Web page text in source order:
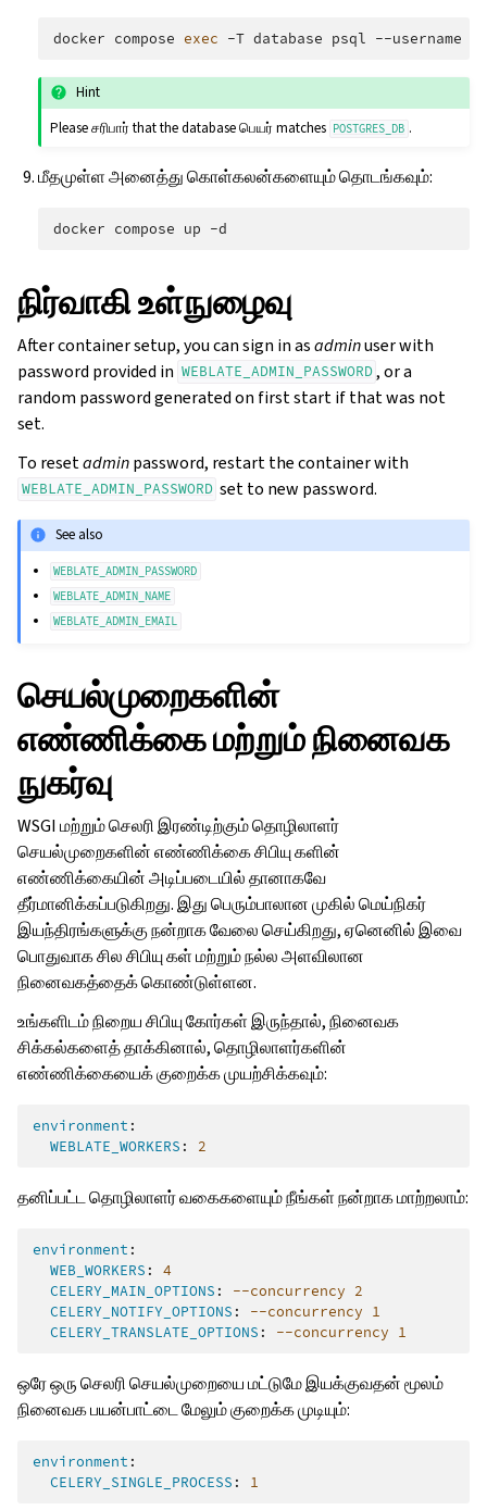
docker compose exec -T database psql --username
Hint
Please சரிபார் that the database பெயர் matches POSTGRES_DB .
மீதமுள்ள அனைத்து கொள்கலன்களையும் தொடங்கவும்:
docker compose up
நிர்வாகி உள்நுழைவு
After container setup, you can sign in asadminuser with
password provided in WEBLATE_ADMIN_PASSWORD , or a
random password generated on first start if that was not
set.
To resetadminpassword, restart the container with
WEBLATE_ADMIN_PASSWORD set to new password.
See also
WEBLATE_ADMIN_PASSWORD
WEBLATE_ADMIN_NAME
WEBLATE_ADMIN_EMAIL
செயல்முறைகளின்
எண்ணிக்கை மற்றும் நினைவக
நுகர்வு
WSGI மற்றும் செலரி இரண்டிற்கும் தொழிலாளர்
செயல்முறைகளின் எண்ணிக்கை சிபியு களின்
எண்ணிக்கையின் அடிப்படையில் தானாகவே
தீர்மானிக்கப்படுகிறது. இது பெரும்பாலான முகில் மெய்நிகர்
இயந்திரங்களுக்கு நன்றாக வேலை செய்கிறது, ஏனெனில் இவை
பொதுவாக சில சிபியு கள் மற்றும் நல்ல அளவிலான
நினைவகத்தைக் கொண்டுள்ளன.
உங்களிடம் நிறைய சிபியு கோர்கள் இருந்தால், நினைவக
சிக்கல்களைத் தாக்கினால், தொழிலாளர்களின்
எண்ணிக்கையைக் குறைக்க முயற்சிக்கவும்:
environment :
WEBLATE_WORKERS : 2
தனிப்பட்ட தொழிலாளர் வகைகளையும் நீங்கள் நன்றாக மாற்றலாம்:
environment :
WEB_WORKERS :
4
CELERY_MAIN_OPTIONS :
--concurrency 2
CELERY_NOTIFY_OPTIONS :
--concurrency 1
CELERY_TRANSLATE_OPTIONS : --concurrency 1
ஒரே ஒரு செலரி செயல்முறையை மட்டுமே இயக்குவதன் மூலம்
நினைவக பயன்பாட்டை மேலும் குறைக்க முடியும்:
environment :
CELERY_SINGLE_PROCESS : 1